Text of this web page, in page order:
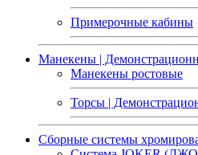
Примерочные кабины
Манекены |
Манекены ростовые
Торсы |
Сборные системы